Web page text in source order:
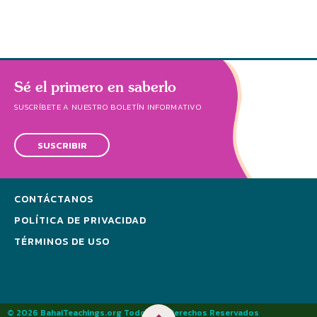
Sé el primero en saberlo
SUSCRÍBETE A NUESTRO BOLETÍN INFORMATIVO
SUSCRIBIR
CONTÁCTANOS
POLÍTICA DE PRIVACIDAD
TÉRMINOS DE USO
© 2026 BahaiTeachings.org Todos los Derechos Reservados